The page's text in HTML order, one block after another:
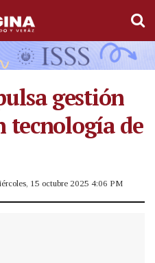
gestión
tecnología de
15 octubre 2025 4:06 PM